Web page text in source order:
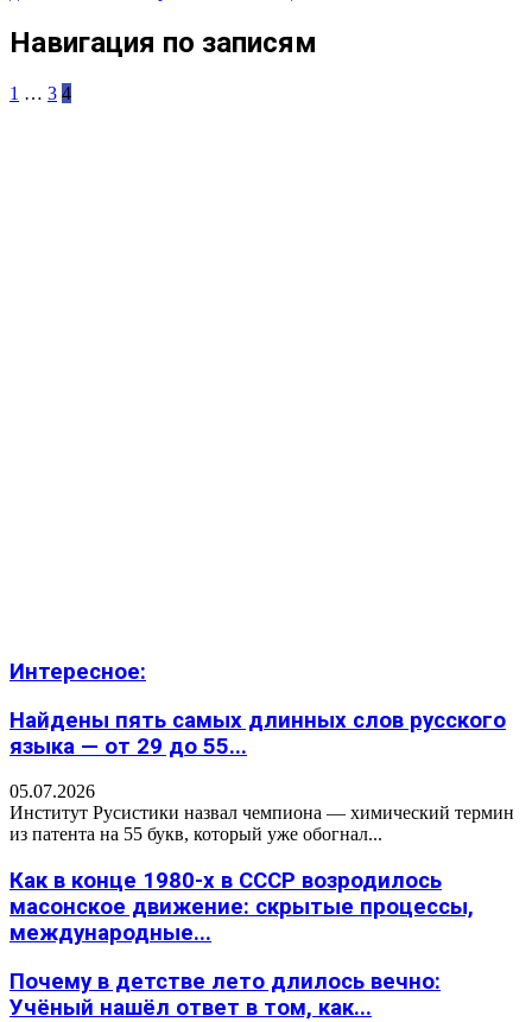
Навигация по записям
1 … 3 4
Интересное:
Найдены пять самых длинных слов русского
языка — от 29 до 55...
05.07.2026
Институт Русистики назвал чемпиона — химический термин
из патента на 55 букв, который уже обогнал...
Как в конце 1980-х в СССР возродилось
масонское движение: скрытые процессы,
международные...
Почему в детстве лето длилось вечно:
Учёный нашёл ответ в том, как...